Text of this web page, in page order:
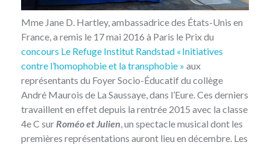
Mme Jane D. Hartley, ambassadrice des États-Unis en
France, a remis le 17 mai 2016 à Paris le Prix du
concours Le Refuge Institut Randstad « Initiatives
contre l’homophobie et la transphobie » aux
représentants du Foyer Socio-Éducatif du collège
André Maurois de La Saussaye, dans l’Eure. Ces derniers
travaillent en effet depuis la rentrée 2015 avec la classe
4e C surRoméo et Julien, un spectacle musical dont les
premières représentations auront lieu en décembre. Les